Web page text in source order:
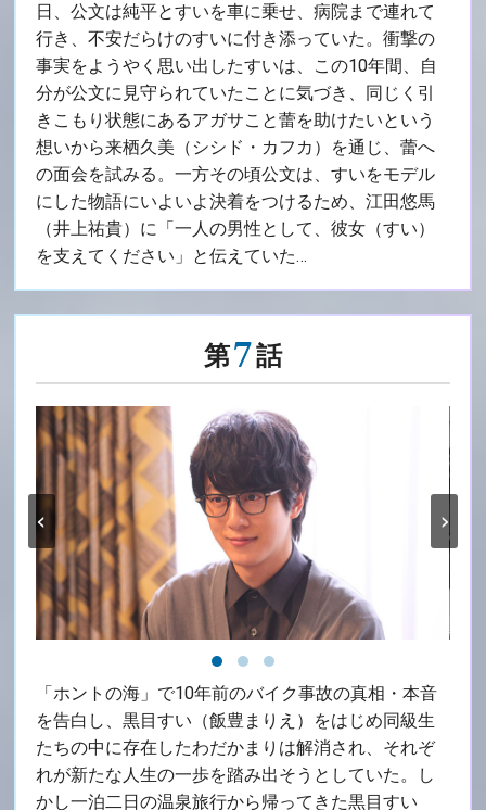
日、公文は純平とすいを車に乗せ、病院まで連れて
行き、不安だらけのすいに付き添っていた。衝撃の
事実をようやく思い出したすいは、この10年間、自
分が公文に見守られていたことに気づき、同じく引
きこもり状態にあるアガサこと蕾を助けたいという
想いから来栖久美（シシド・カフカ）を通じ、蕾へ
の面会を試みる。一方その頃公文は、すいをモデル
にした物語にいよいよ決着をつけるため、江田悠馬
（井上祐貴）に「一人の男性として、彼女（すい）
を支えてください」と伝えていた…
第7話
‹ ›
「ホントの海」で10年前のバイク事故の真相・本音
を告白し、黒目すい（飯豊まりえ）をはじめ同級生
たちの中に存在したわだかまりは解消され、それぞ
れが新たな人生の一歩を踏み出そうとしていた。し
かし一泊二日の温泉旅行から帰ってきた黒目すい